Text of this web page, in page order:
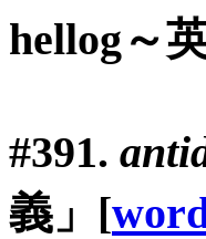
hellog～
#391.
義」[